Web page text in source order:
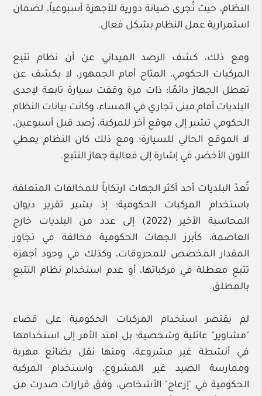
النظام، حيث تُجرى صيانة دورية للأجهزة أسبوعياً، لضمان
استمرارية عمل النظام بشكل فعال.
ومع ذلك، كشف الرصد الميداني عن أن نظام تتبع
المركبات الحكومي، المتاح أمام الجمهور، لا يكشف عن
تعطل الجهاز دائمًا؛ ذات مرة وقفت سيارة تابعة لإحدى
البلديات أمام مبنى تجاري في المساء، وكانت بيانات النظام
الحكومي تشير إلى موقع آخر للمركبة، رُصد قبل أسبوعين،
لا الموقع الحالي للسيارة؛ ومع ذلك كان النظام يعطي
اللون الأخضر، في إشارة إلى فعالية جهاز التتبع.
تُعدّ البلديات أحد أكثر الجهات ارتكاباً للمخالفات المتعلقة
باستخدام المركبات الحكومية؛ إذ يشير تقرير ديوان
المحاسبة الأخير (2022) إلى عدد من البلديات خارج
العاصمة، كأبرز الجهات الحكومية مخالفة في تجاوز
المقدار المخصص للمحروقات، وكذلك في وجود أجهزة
تتبع معطلة في مركباتها، أو عدم استخدام نظام التتبع
بالمطلق.
لم يقتصر استخدام المركبات الحكومية على قضاء
"مشاوير" عائلية وشخصية؛ بل امتد الأمر إلى استخدامها
في أنشطة غير مشروعة، ومنها نقل بضائع مهربة
وممارسة الصيد غير المشروع، واستخدام المركبة
الحكومية في "إزعاج" الأشخاص، وفق قرارات صدرت من